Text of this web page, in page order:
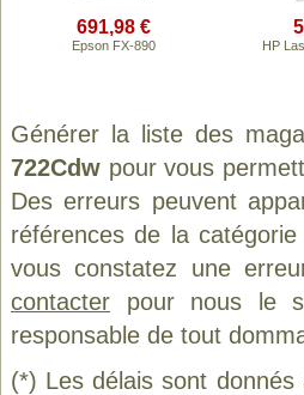
691,98 €
Epson FX-890
HP
Générer la liste des
722Cdw pour vous
Des erreurs peuvent
références de la catégorie
vous constatez une
contacter pour nous le
responsable de tout
(*) Les délais sont